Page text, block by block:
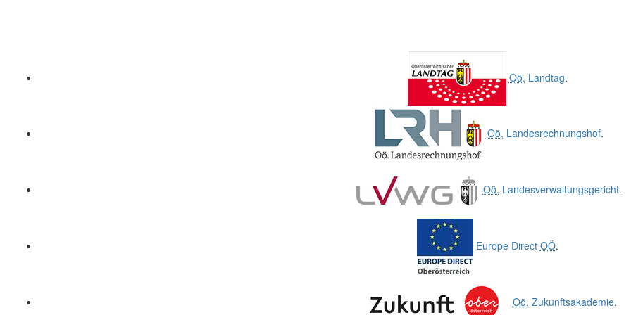
Oö. Landtag.
Oö. Landesrechnungshof.
Oö. Landesverwaltungsgericht.
Europe Direct OÖ.
Oö. Zukunftsakademie.